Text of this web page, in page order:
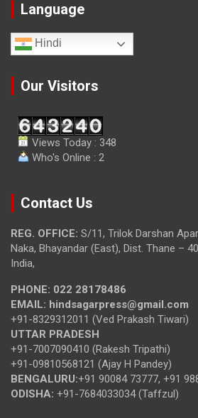
Language
Hindi
Our Visitors
Views Today : 348
Who's Online : 2
Contact Us
REG. OFFICE: S/11, Trilok Darshan
Naka, Bhayandar (East), Dist. Thane –
India,
PHONE: 022 28178486
EMAIL: hindsagarpress@gmail.com
+91-8329312011 (Ved Prakash Tiwari)
UTTAR PRADESH
+91-7007090410 (Rakesh Tripathi)
+91-09810568121 (Ajay H Pandey)
BENGALURU:+91 90084 73777, +91
ODISHA: +91-7684033034 (Taffzul)